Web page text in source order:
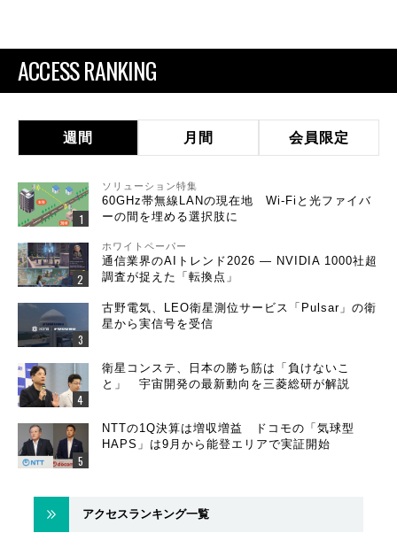
ACCESS RANKING
週間 月間 会員限定
ソリューション特集
60GHz帯無線LANの現在地 Wi-Fiと光ファイバ
ーの間を埋める選択肢に
ホワイトペーパー
通信業界のAIトレンド2026 ― NVIDIA 1000社超
調査が捉えた「転換点」
古野電気、LEO衛星測位サービス「Pulsar」の衛
星から実信号を受信
衛星コンステ、日本の勝ち筋は「負けないこ
と」 宇宙開発の最新動向を三菱総研が解説
NTTの1Q決算は増収増益 ドコモの「気球型
HAPS」は9月から能登エリアで実証開始
アクセスランキング一覧